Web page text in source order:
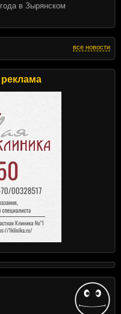
все новости
реклама
в Зырянском